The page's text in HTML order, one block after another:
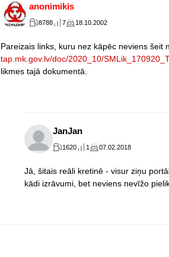
anonimikis
8788 7 18.10.2002
Pareizais links, kuru nez kāpēc neviens šeit
tap.mk.gov.lv/doc/2020_10/
likmes tajā dokumentā.
JanJan
1620 1 07.02.2018
Jā, šitais reāli kretinē - visur ziņu
kādi izrāvumi, bet neviens nevīžo